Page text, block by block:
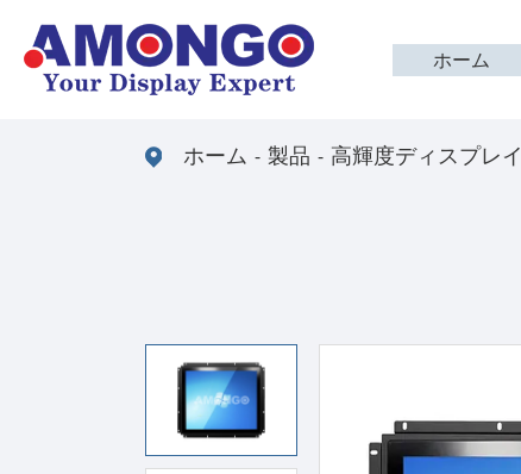
ホーム
ホーム 製品 高輝度ディスプレイ